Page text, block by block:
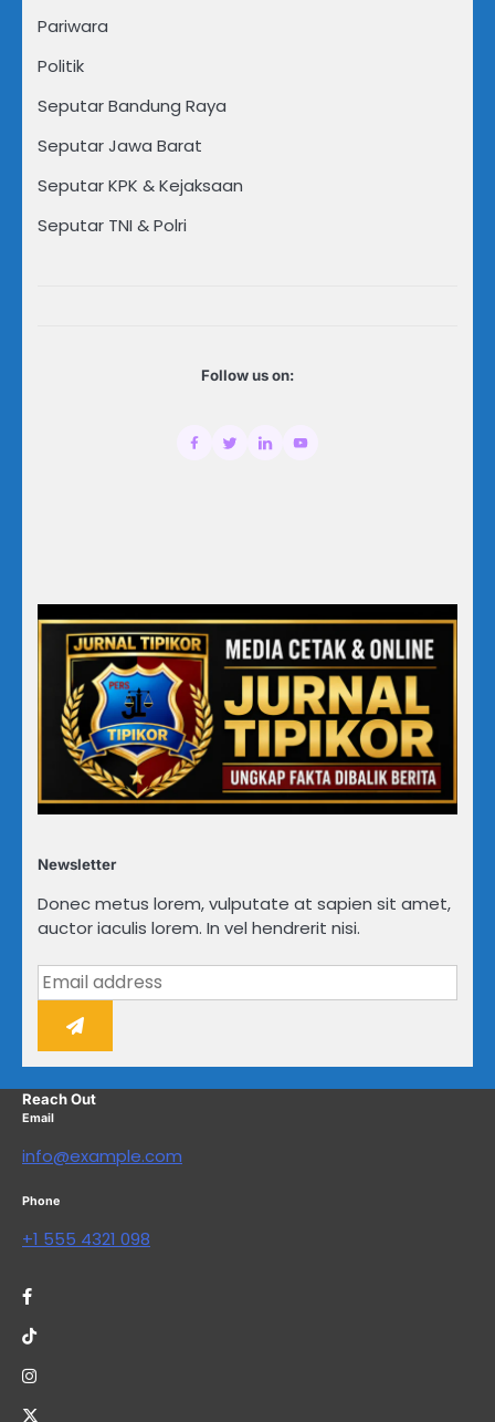
Pariwara
Politik
Seputar Bandung Raya
Seputar Jawa Barat
Seputar KPK & Kejaksaan
Seputar TNI & Polri
Follow us on:
Newsletter
Donec metus lorem, vulputate at sapien sit amet,
auctor iaculis lorem. In vel hendrerit nisi.
Reach Out
Email
info@example.com
Phone
+1 555 4321 098